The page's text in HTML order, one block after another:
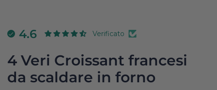
4.6 Verificato
4 Veri Croissant francesi
da scaldare in forno